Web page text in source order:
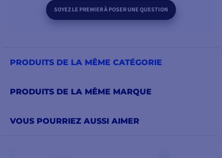
SOYEZ LE PREMIER À POSER UNE QUESTION
PRODUITS DE LA MÊME CATÉGORIE
PRODUITS DE LA MÊME MARQUE
VOUS POURRIEZ AUSSI AIMER